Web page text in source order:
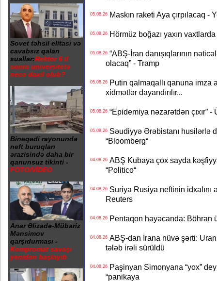
Sovet təhsil elitası və
cavabsız qalan
suallar:Rektor 6 il
sonra universitetə
necə daxil olub?
Binəqədi rayonunda
neft buruqları
ərazisində daha bir
qanunsuz tikinti -
FOTO/VİDEO
Anar Əlizadə-Mübariz
Mənsimov
qarşıdurması -
Kompromat savaşı
yenidən başlayıb
05.08.26Maskın raketi Aya çırpılacaq -
05.08.26Hörmüz boğazı yaxın
05.08.26“ABŞ-İran danışıqlarının
olacaq” - Tramp
05.08.26Putin qalmaqallı qanuna imza
xidmətlər dayandırılır...
05.08.26“Epidemiya nəzarətdən çıxır” -
05.08.26Səudiyyə Ərəbistanı husilərlə
“Bloomberg“
04.08.26ABŞ Kubaya çox sayda
“Politico“
04.08.26Suriya Rusiya neftinin idxalını
Reuters
04.08.26Pentaqon həyəcanda: Böhran
04.08.26ABŞ-dan İrana nüvə şərti: Uran
tələb irəli sürüldü
04.08.26Paşinyan Simonyana “yox”
“panikaya